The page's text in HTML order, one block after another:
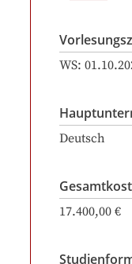
WS:
Deutsch
17.400,00 €